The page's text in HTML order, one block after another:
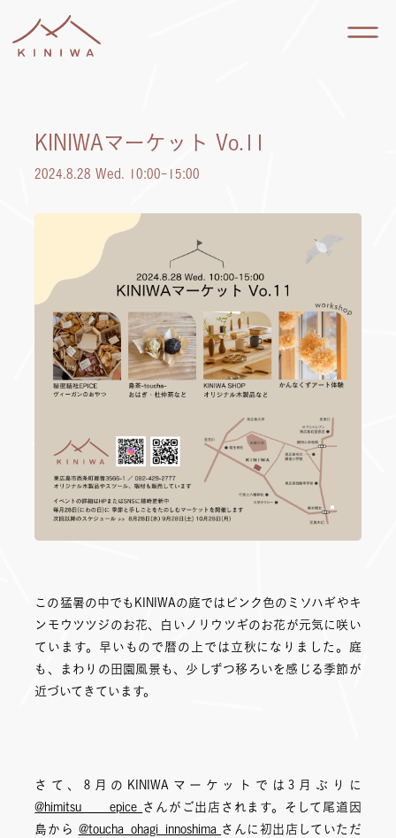
KINIWAマーケット Vo.11
2024.8.28 Wed. 10:00-15:00
この猛暑の中でもKINIWAの庭ではピンク色のミソハギやキ
ンモウツツジのお花、白いノリウツギのお花が元気に咲い
ています。早いもので暦の上では立秋になりました。庭
も、まわりの田園風景も、少しずつ移ろいを感じる季節が
近づいてきています。
さて、8月のKINIWAマーケットでは3月ぶりに
@himitsu____epice さんがご出店されます。そして尾道因
島から @toucha_ohagi_innoshima さんに初出店していただ